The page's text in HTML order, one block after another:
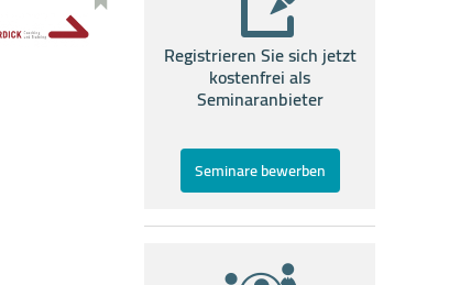
Registrieren Sie sich jetzt
kostenfrei als
Seminaranbieter
Seminare bewerben